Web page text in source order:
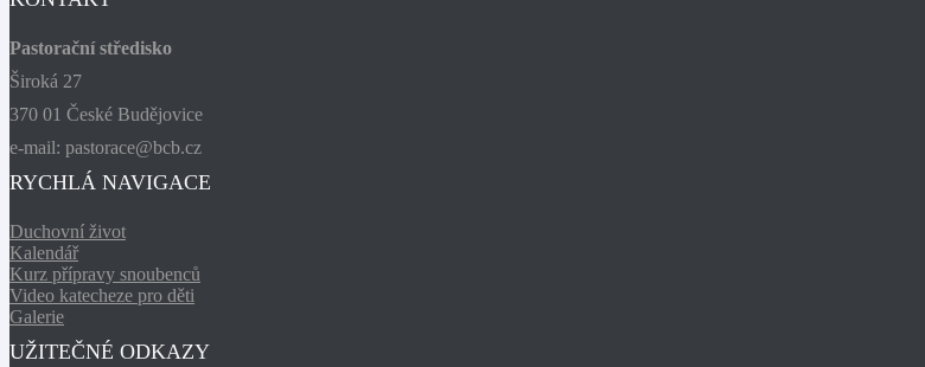
Pastorační středisko
Široká 27
370 01 České Budějovice
e-mail: pastorace@bcb.cz
RYCHLÁ NAVIGACE
Duchovní život
Kalendář
Kurz přípravy snoubenců
Video katecheze pro děti
Galerie
UŽITEČNÉ ODKAZY